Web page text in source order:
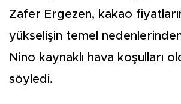
Zafer Ergezen, kakao
yükselişin temel
Nino kaynaklı hava koşulları
söyledi.